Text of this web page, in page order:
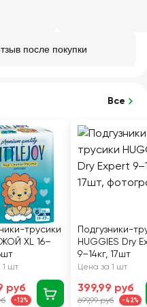
после покупки
Все
трусики
XL 16–
1 шт
руб
-12%
Подгузники-
HUGGIES Dry
9–14кг, 17шт
Цена за 1 шт
399,99 руб
699,99 руб -42%